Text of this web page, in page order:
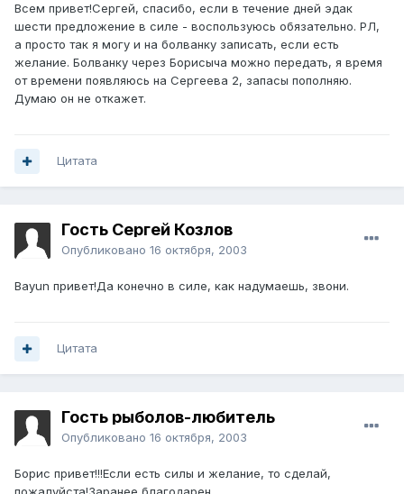
Всем привет!Сергей, спасибо, если в течение дней эдак
шести предложение в силе - воспользуюсь обязательно. РЛ,
а просто так я могу и на болванку записать, если есть
желание. Болванку через Борисыча можно передать, я время
от времени появляюсь на Сергеева 2, запасы пополняю.
Думаю он не откажет.
Цитата
Гость Сергей Козлов
Опубликовано 16 октября, 2003
Bayun привет!Да конечно в силе, как надумаешь, звони.
Цитата
Гость рыболов-любитель
Опубликовано 16 октября, 2003
Борис привет!!!Если есть силы и желание, то сделай,